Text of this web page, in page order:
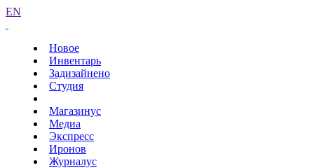
EN
Новое
Инвентарь
Задизайнено
Студия
Магазинус
Медиа
Экспресс
Иронов
Журналус